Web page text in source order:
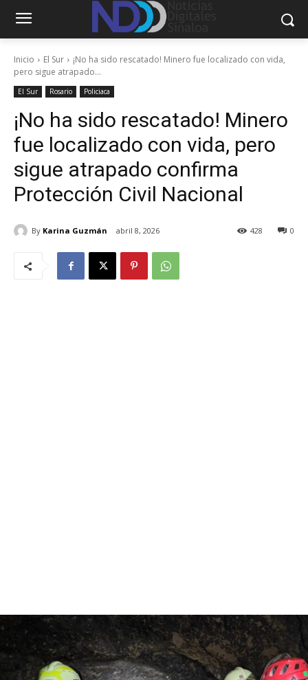
Inicio El Sur
¡No ha sido rescatado! Minero fue localizado con vida,
pero sigue atrapado...
El Sur Rosario Policiaca
¡No ha sido rescatado! Minero
fue localizado con vida, pero
sigue atrapado confirma
Protección Civil Nacional
By Karina Guzmán abril 8, 2026 0
428